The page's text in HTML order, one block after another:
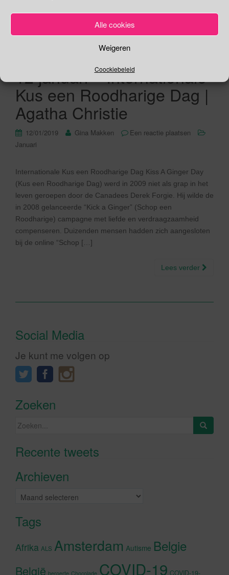
Alle cookies
Weigeren
Coockiebeleid
12 januari – Internationale
Kus een Roodharige Dag |
Agatha Christie
12/01/2019 Gina Makken
Een reactie plaatsen
Januari
Internationale Kus een Roodharige Dag Kiss A Ginger Day
(Kus een Roodharige Dag) werd in 2009 niet als grap in het
leven geroepen door de Canadees Derek Forgie. Hij wilde de
in 2008 gelanceerde “Kick a Ginger” (Schop een
Roodharige) campagne met liefde en verdraagzaamheid
compenseren. Duizenden mensen hadden zich aangesloten
bij de online “Schop […]
Lees verder
Social Media
Je kunt me volgen op
Zoeken
Zoeken
Recente tweetsKlik om marketing cookies te
Archieven
Archieven
Tags
Afrika ALS Amsterdam Autisme Belgie
België beroerte Chocolade COVID-19 COVID-19-